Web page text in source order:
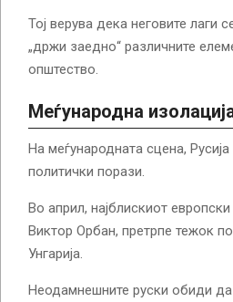
Тој верува дека неговите лаги
„држи заедно“ различните
општество.
Меѓународна
На меѓународната сцена,
политички порази.
Во април, најблискиот
Виктор Орбан, претрпе тежок
Унгарија.
Неодамнешните руски обиди